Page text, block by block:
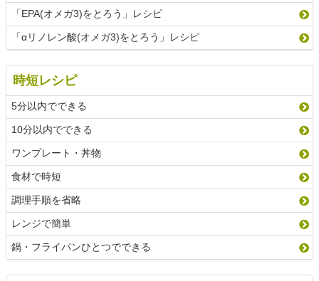
「EPA(オメガ3)をとろう」レシピ
「αリノレン酸(オメガ3)をとろう」レシピ
時短レシピ
5分以内でできる
10分以内でできる
ワンプレート・丼物
食材で時短
調理手順を省略
レンジで簡単
鍋・フライパンひとつでできる